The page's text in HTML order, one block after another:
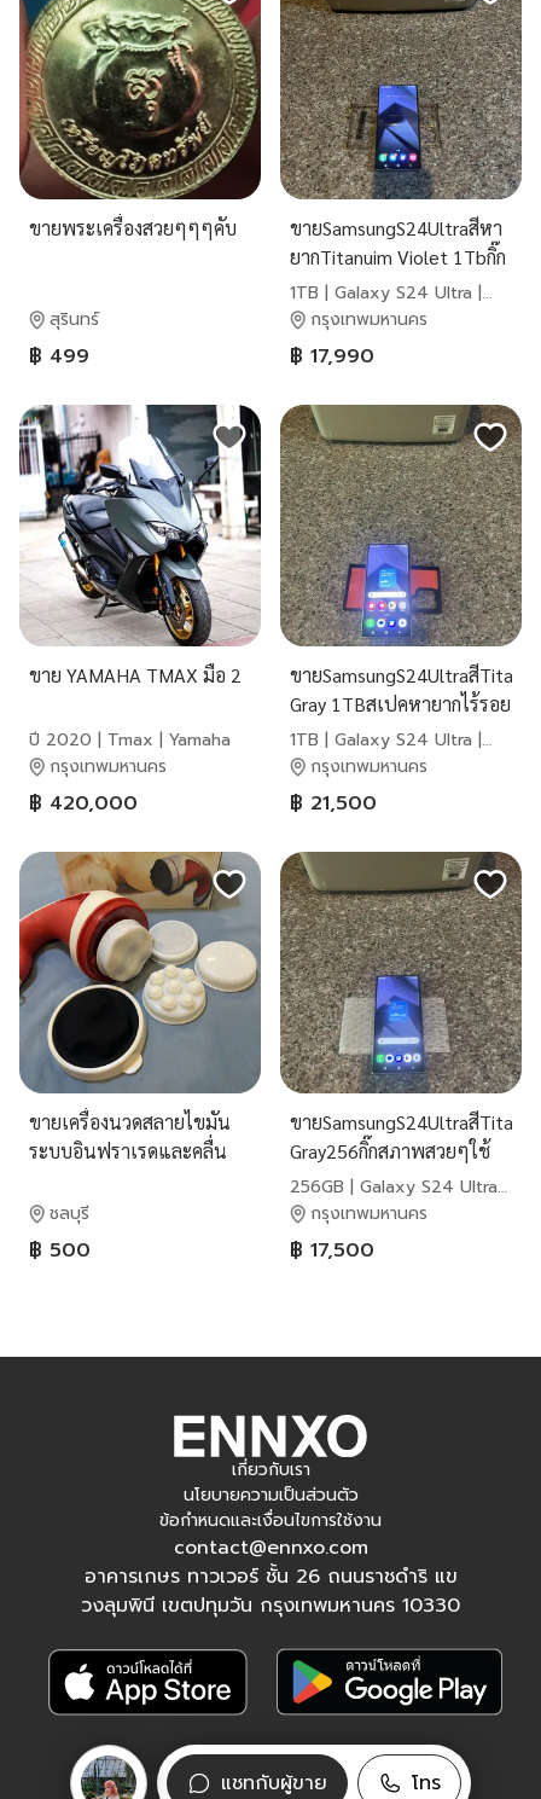
ขายพระเครื่องสวยๆๆๆคับ
สุรินทร์
฿ 499
ขายSamsungS24Ultraสีหา
ยากTitanuim Violet 1Tbกิ๊ก
ไร้รอยใช้งานดีภูกๆ
1TB | Galaxy S24 Ultra |
Samsung
กรุงเทพมหานคร
฿ 17,990
ขาย YAMAHA TMAX มือ 2
ปี 2020 | Tmax | Yamaha
กรุงเทพมหานคร
฿ 420,000
ขายSamsungS24Ultraสี
Gray 1TBสเปคหายากไร้รอย
ตกใช้งานดีถูกๆ
1TB | Galaxy S24 Ultra |
Samsung
กรุงเทพมหานคร
฿ 21,500
ขายเครื่องนวดสลายไขมัน
ระบบอินฟราเรดและคลื่น
ชลบุรี
฿ 500
ขายSamsungS24Ultraสี
Gray256กิ๊กสภาพสวยๆใช้
งานดีถูกๆ
256GB | Galaxy S24 Ultra |
Samsung
กรุงเทพมหานคร
฿ 17,500
แชทกับผู้ขาย โทร
เกี่ยวกับเรา
นโยบายความเป็นส่วนตัว
ข้อกำหนดและเงื่อนไขการใช้งาน
contact@ennxo.com
อาคารเกษร ทาวเวอร์ ชั้น 26 ถนนราชดำริ แข
วงลุมพินี เขตปทุมวัน กรุงเทพมหานคร 10330
ติดตามเรา